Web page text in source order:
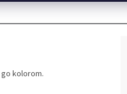
kolorom.